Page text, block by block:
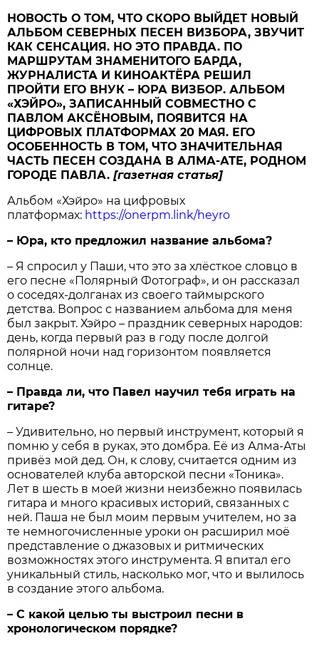
НОВОСТЬ О ТОМ, ЧТО СКОРО ВЫЙДЕТ НОВЫЙ
АЛЬБОМ СЕВЕРНЫХ ПЕСЕН ВИЗБОРА, ЗВУЧИТ
КАК СЕНСАЦИЯ. НО ЭТО ПРАВДА. ПО
МАРШРУТАМ ЗНАМЕНИТОГО БАРДА,
ЖУРНАЛИСТА И КИНОАКТЁРА РЕШИЛ
ПРОЙТИ ЕГО ВНУК – ЮРА ВИЗБОР. АЛЬБОМ
«ХЭЙРО», ЗАПИСАННЫЙ СОВМЕСТНО С
ПАВЛОМ АКСЁНОВЫМ, ПОЯВИТСЯ НА
ЦИФРОВЫХ ПЛАТФОРМАХ 20 МАЯ. ЕГО
ОСОБЕННОСТЬ В ТОМ, ЧТО ЗНАЧИТЕЛЬНАЯ
ЧАСТЬ ПЕСЕН СОЗДАНА В АЛМА-АТЕ, РОДНОМ
ГОРОДЕ ПАВЛА.[газетная статья]
Альбом «Хэйро» на цифровых
платформах: https://onerpm.link/heyro
– Юра, кто предложил название альбома?
– Я спросил у Паши, что это за хлёсткое словцо в
его песне «Полярный Фотограф», и он рассказал
о соседях-долганах из своего таймырского
детства. Вопрос с названием альбома для меня
был закрыт. Хэйро – праздник северных народов:
день, когда первый раз в году после долгой
полярной ночи над горизонтом появляется
солнце.
– Правда ли, что Павел научил тебя играть на
гитаре?
– Удивительно, но первый инструмент, который я
помню у себя в руках, это домбра. Её из Алма-Аты
привёз мой дед. Он, к слову, считается одним из
основателей клуба авторской песни «Тоника».
Лет в шесть в моей жизни неизбежно появилась
гитара и много красивых историй, связанных с
ней. Паша не был моим первым учителем, но за
те немногочисленные уроки он расширил моё
представление о джазовых и ритмических
возможностях этого инструмента. Я впитал его
уникальный стиль, насколько мог, что и вылилось
в создание этого альбома.
– С какой целью ты выстроил песни в
хронологическом порядке?